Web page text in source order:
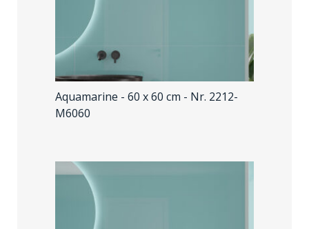
Aquamarine - 60 x 60 cm - Nr. 2212-
M6060